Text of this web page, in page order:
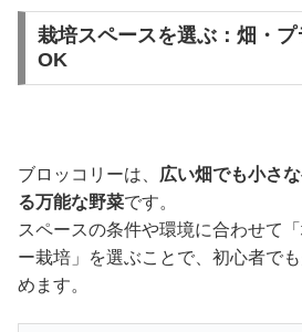
栽培スペースを選ぶ：畑・
OK
ブロッコリーは、 広い畑でも小さ
る万能な野菜です。
スペースの条件や環境に合わせて
ー栽培」を選ぶことで、初心者で
めます。